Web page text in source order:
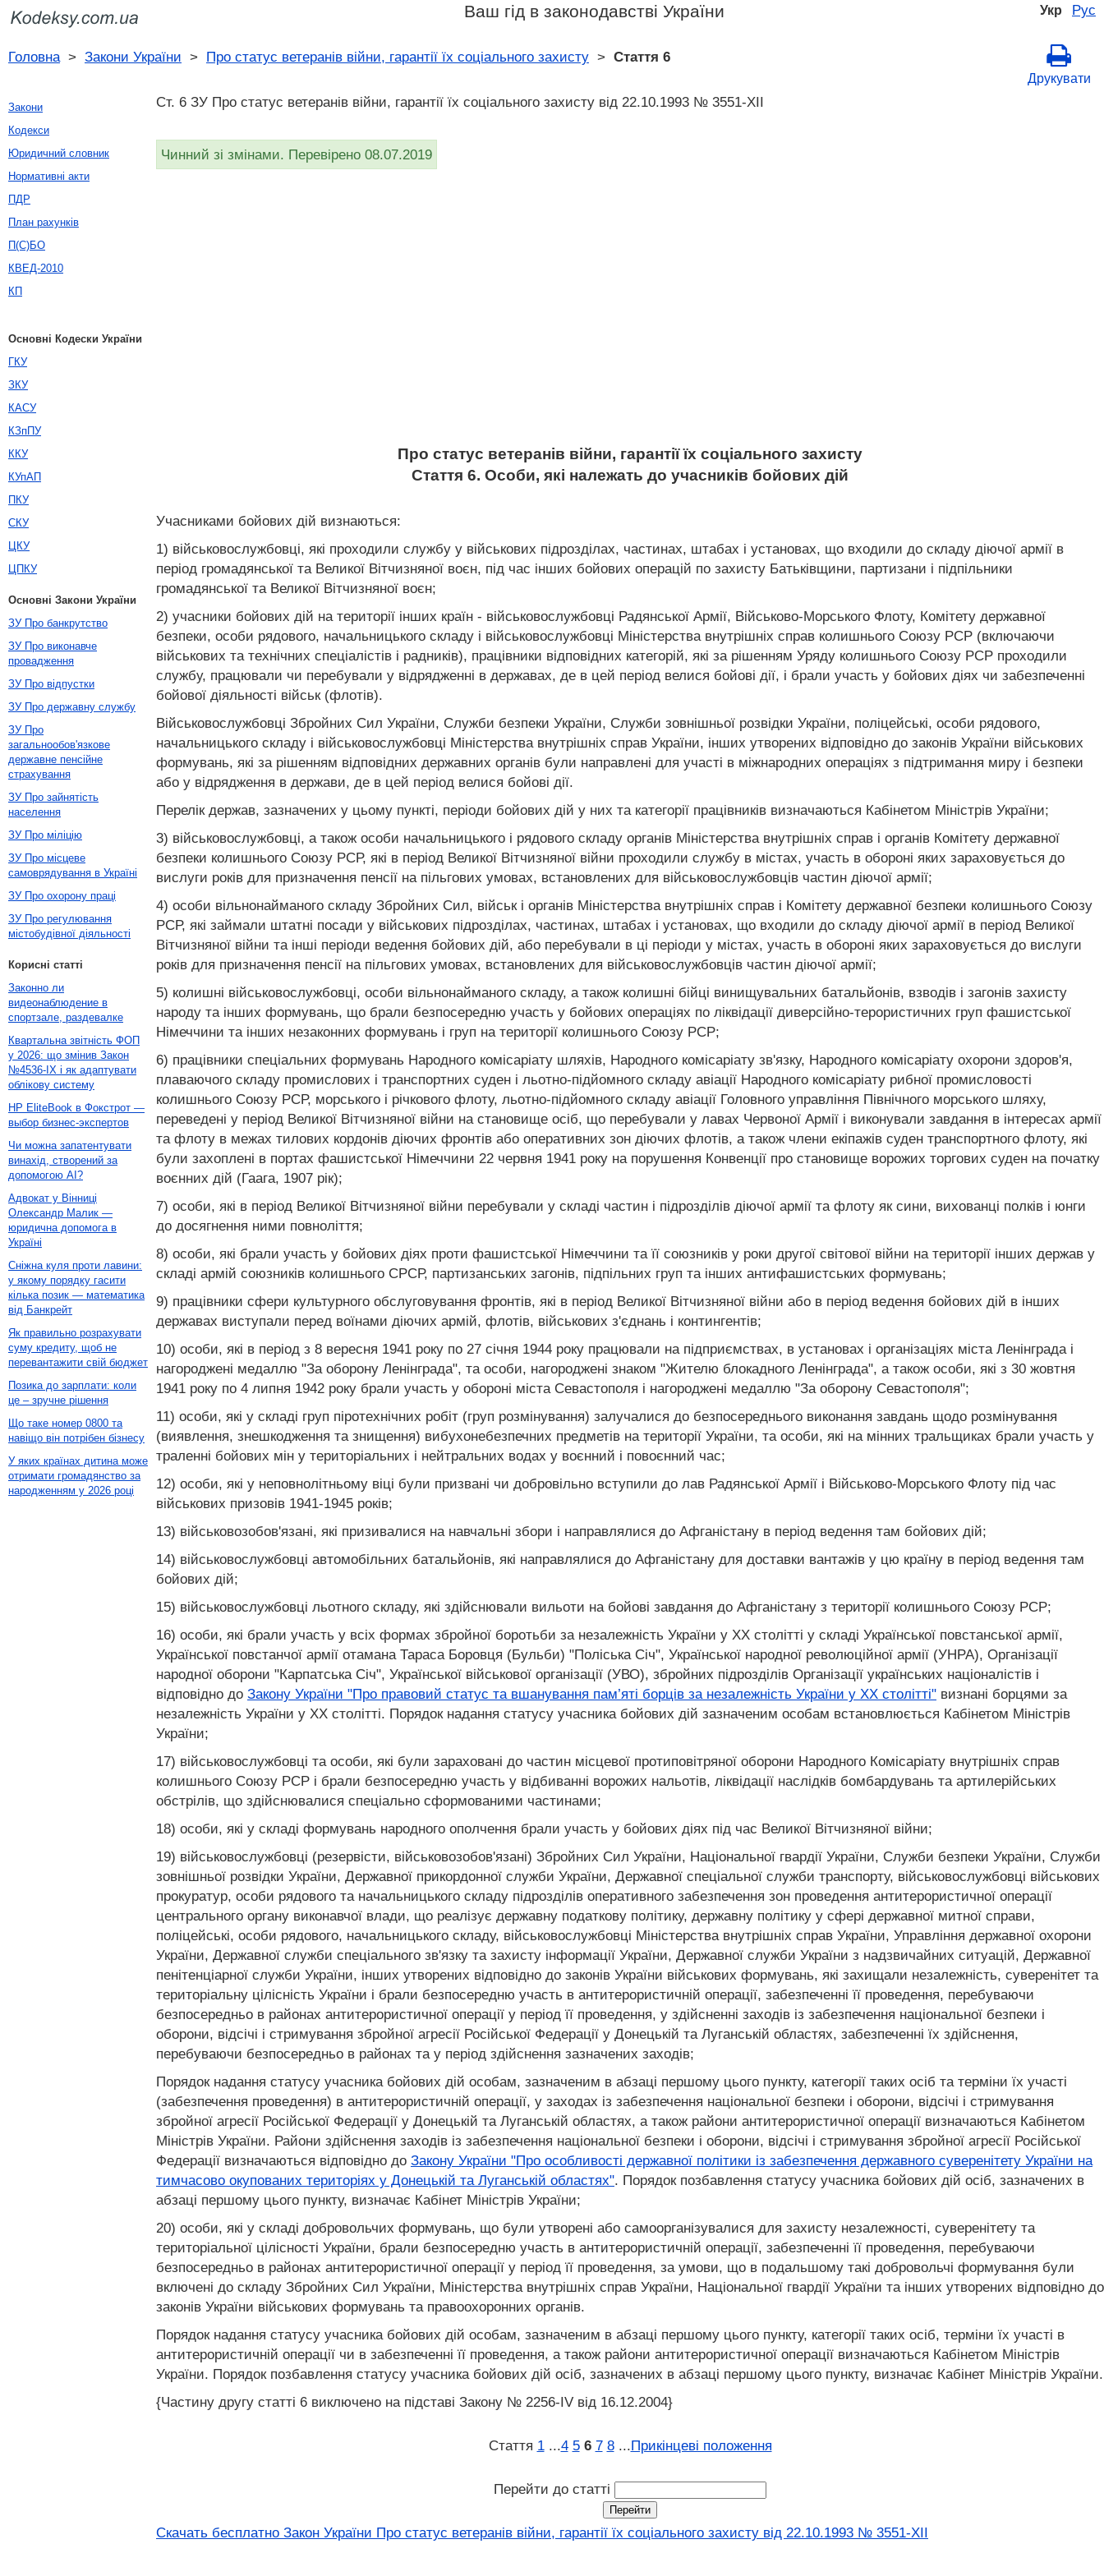
Укр Рус
Ваш гід в законодавстві України
Головна> Закони України > Про статус ветеранів війни, гарантії їх соціального захисту > Стаття 6
Друкувати
Ст. 6 ЗУ Про статус ветеранів війни, гарантії їх соціального захисту від 22.10.1993 № 3551-XII
Чинний зі змінами. Перевірено 08.07.2019
Про статус ветеранів війни, гарантії їх соціального захисту
Стаття 6. Особи, які належать до учасників бойових дій
Учасниками бойових дій визнаються:
1) військовослужбовці, які проходили службу у військових підрозділах, частинах, штабах і установах, що входили до складу діючої армії в
період громадянської та Великої Вітчизняної воєн, під час інших бойових операцій по захисту Батьківщини, партизани і підпільники
громадянської та Великої Вітчизняної воєн;
2) учасники бойових дій на території інших країн - військовослужбовці Радянської Армії, Військово-Морського Флоту, Комітету державної
безпеки, особи рядового, начальницького складу і військовослужбовці Міністерства внутрішніх справ колишнього Союзу РСР (включаючи
військових та технічних спеціалістів і радників), працівники відповідних категорій, які за рішенням Уряду колишнього Союзу РСР проходили
службу, працювали чи перебували у відрядженні в державах, де в цей період велися бойові дії, і брали участь у бойових діях чи забезпеченні
бойової діяльності військ (флотів).
Військовослужбовці Збройних Сил України, Служби безпеки України, Служби зовнішньої розвідки України, поліцейські, особи рядового,
начальницького складу і військовослужбовці Міністерства внутрішніх справ України, інших утворених відповідно до законів України військових
формувань, які за рішенням відповідних державних органів були направлені для участі в міжнародних операціях з підтримання миру і безпеки
або у відрядження в держави, де в цей період велися бойові дії.
Перелік держав, зазначених у цьому пункті, періоди бойових дій у них та категорії працівників визначаються Кабінетом Міністрів України;
3) військовослужбовці, а також особи начальницького і рядового складу органів Міністерства внутрішніх справ і органів Комітету державної
безпеки колишнього Союзу РСР, які в період Великої Вітчизняної війни проходили службу в містах, участь в обороні яких зараховується до
вислуги років для призначення пенсії на пільгових умовах, встановлених для військовослужбовців частин діючої армії;
4) особи вільнонайманого складу Збройних Сил, військ і органів Міністерства внутрішніх справ і Комітету державної безпеки колишнього Союзу
РСР, які займали штатні посади у військових підрозділах, частинах, штабах і установах, що входили до складу діючої армії в період Великої
Вітчизняної війни та інші періоди ведення бойових дій, або перебували в ці періоди у містах, участь в обороні яких зараховується до вислуги
років для призначення пенсії на пільгових умовах, встановлених для військовослужбовців частин діючої армії;
5) колишні військовослужбовці, особи вільнонайманого складу, а також колишні бійці винищувальних батальйонів, взводів і загонів захисту
народу та інших формувань, що брали безпосередню участь у бойових операціях по ліквідації диверсійно-терористичних груп фашистської
Німеччини та інших незаконних формувань і груп на території колишнього Союзу РСР;
6) працівники спеціальних формувань Народного комісаріату шляхів, Народного комісаріату зв'язку, Народного комісаріату охорони здоров'я,
плаваючого складу промислових і транспортних суден і льотно-підйомного складу авіації Народного комісаріату рибної промисловості
колишнього Союзу РСР, морського і річкового флоту, льотно-підйомного складу авіації Головного управління Північного морського шляху,
переведені у період Великої Вітчизняної війни на становище осіб, що перебували у лавах Червоної Армії і виконували завдання в інтересах армії
та флоту в межах тилових кордонів діючих фронтів або оперативних зон діючих флотів, а також члени екіпажів суден транспортного флоту, які
були захоплені в портах фашистської Німеччини 22 червня 1941 року на порушення Конвенції про становище ворожих торгових суден на початку
воєнних дій (Гаага, 1907 рік);
7) особи, які в період Великої Вітчизняної війни перебували у складі частин і підрозділів діючої армії та флоту як сини, вихованці полків і юнги
до досягнення ними повноліття;
8) особи, які брали участь у бойових діях проти фашистської Німеччини та її союзників у роки другої світової війни на території інших держав у
складі армій союзників колишнього СРСР, партизанських загонів, підпільних груп та інших антифашистських формувань;
9) працівники сфери культурного обслуговування фронтів, які в період Великої Вітчизняної війни або в період ведення бойових дій в інших
державах виступали перед воїнами діючих армій, флотів, військових з'єднань і контингентів;
10) особи, які в період з 8 вересня 1941 року по 27 січня 1944 року працювали на підприємствах, в установах і організаціях міста Ленінграда і
нагороджені медаллю "За оборону Ленінграда", та особи, нагороджені знаком "Жителю блокадного Ленінграда", а також особи, які з 30 жовтня
1941 року по 4 липня 1942 року брали участь у обороні міста Севастополя і нагороджені медаллю "За оборону Севастополя";
11) особи, які у складі груп піротехнічних робіт (груп розмінування) залучалися до безпосереднього виконання завдань щодо розмінування
(виявлення, знешкодження та знищення) вибухонебезпечних предметів на території України, та особи, які на мінних тральщиках брали участь у
траленні бойових мін у територіальних і нейтральних водах у воєнний і повоєнний час;
12) особи, які у неповнолітньому віці були призвані чи добровільно вступили до лав Радянської Армії і Військово-Морського Флоту під час
військових призовів 1941-1945 років;
13) військовозобов'язані, які призивалися на навчальні збори і направлялися до Афганістану в період ведення там бойових дій;
14) військовослужбовці автомобільних батальйонів, які направлялися до Афганістану для доставки вантажів у цю країну в період ведення там
бойових дій;
15) військовослужбовці льотного складу, які здійснювали вильоти на бойові завдання до Афганістану з території колишнього Союзу РСР;
16) особи, які брали участь у всіх формах збройної боротьби за незалежність України у XX столітті у складі Української повстанської армії,
Української повстанчої армії отамана Тараса Боровця (Бульби) "Поліська Січ", Української народної революційної армії (УНРА), Організації
народної оборони "Карпатська Січ", Української військової організації (УВО), збройних підрозділів Організації українських націоналістів і
відповідно до Закону України "Про правовий статус та вшанування пам’яті борців за незалежність України у XX столітті" визнані борцями за
незалежність України у XX столітті. Порядок надання статусу учасника бойових дій зазначеним особам встановлюється Кабінетом Міністрів
України;
17) військовослужбовці та особи, які були зараховані до частин місцевої протиповітряної оборони Народного Комісаріату внутрішніх справ
колишнього Союзу РСР і брали безпосередню участь у відбиванні ворожих нальотів, ліквідації наслідків бомбардувань та артилерійських
обстрілів, що здійснювалися спеціально сформованими частинами;
18) особи, які у складі формувань народного ополчення брали участь у бойових діях під час Великої Вітчизняної війни;
19) військовослужбовці (резервісти, військовозобов'язані) Збройних Сил України, Національної гвардії України, Служби безпеки України, Служби
зовнішньої розвідки України, Державної прикордонної служби України, Державної спеціальної служби транспорту, військовослужбовці військових
прокуратур, особи рядового та начальницького складу підрозділів оперативного забезпечення зон проведення антитерористичної операції
центрального органу виконавчої влади, що реалізує державну податкову політику, державну політику у сфері державної митної справи,
поліцейські, особи рядового, начальницького складу, військовослужбовці Міністерства внутрішніх справ України, Управління державної охорони
України, Державної служби спеціального зв'язку та захисту інформації України, Державної служби України з надзвичайних ситуацій, Державної
пенітенціарної служби України, інших утворених відповідно до законів України військових формувань, які захищали незалежність, суверенітет та
територіальну цілісність України і брали безпосередню участь в антитерористичній операції, забезпеченні її проведення, перебуваючи
безпосередньо в районах антитерористичної операції у період її проведення, у здійсненні заходів із забезпечення національної безпеки і
оборони, відсічі і стримування збройної агресії Російської Федерації у Донецькій та Луганській областях, забезпеченні їх здійснення,
перебуваючи безпосередньо в районах та у період здійснення зазначених заходів;
Порядок надання статусу учасника бойових дій особам, зазначеним в абзаці першому цього пункту, категорії таких осіб та терміни їх участі
(забезпечення проведення) в антитерористичній операції, у заходах із забезпечення національної безпеки і оборони, відсічі і стримування
збройної агресії Російської Федерації у Донецькій та Луганській областях, а також райони антитерористичної операції визначаються Кабінетом
Міністрів України. Райони здійснення заходів із забезпечення національної безпеки і оборони, відсічі і стримування збройної агресії Російської
Федерації визначаються відповідно до Закону України "Про особливості державної політики із забезпечення державного суверенітету України на
тимчасово окупованих територіях у Донецькій та Луганській областях". Порядок позбавлення статусу учасника бойових дій осіб, зазначених в
абзаці першому цього пункту, визначає Кабінет Міністрів України;
20) особи, які у складі добровольчих формувань, що були утворені або самоорганізувалися для захисту незалежності, суверенітету та
територіальної цілісності України, брали безпосередню участь в антитерористичній операції, забезпеченні її проведення, перебуваючи
безпосередньо в районах антитерористичної операції у період її проведення, за умови, що в подальшому такі добровольчі формування були
включені до складу Збройних Сил України, Міністерства внутрішніх справ України, Національної гвардії України та інших утворених відповідно до
законів України військових формувань та правоохоронних органів.
Порядок надання статусу учасника бойових дій особам, зазначеним в абзаці першому цього пункту, категорії таких осіб, терміни їх участі в
антитерористичній операції чи в забезпеченні її проведення, а також райони антитерористичної операції визначаються Кабінетом Міністрів
України. Порядок позбавлення статусу учасника бойових дій осіб, зазначених в абзаці першому цього пункту, визначає Кабінет Міністрів України.
{Частину другу статті 6 виключено на підставі Закону № 2256-IV від 16.12.2004}
Стаття 1 ...4 5 6 7 8 ...Прикінцеві положення
Перейти до статті
Скачать бесплатно Закон України Про статус ветеранів війни, гарантії їх соціального захисту від 22.10.1993 № 3551-XII
Закони
Кодекси
Юридичний словник
Нормативні акти
ПДР
План рахунків
П(С)БО
КВЕД-2010
КП
Основні Кодески України
ГКУ
ЗКУ
КАСУ
КЗпПУ
ККУ
КУпАП
ПКУ
СКУ
ЦКУ
ЦПКУ
Основні Закони України
ЗУ Про банкрутство
ЗУ Про виконавче
провадження
ЗУ Про відпустки
ЗУ Про державну службу
ЗУ Про
загальнообов'язкове
державне пенсійне
страхування
ЗУ Про зайнятість
населення
ЗУ Про міліцію
ЗУ Про місцеве
самоврядування в Україні
ЗУ Про охорону праці
ЗУ Про регулювання
містобудівної діяльності
Корисні статті
Законно ли
видеонаблюдение в
спортзале, раздевалке
Квартальна звітність ФОП
у 2026: що змінив Закон
№4536-IX і як адаптувати
облікову систему
HP EliteBook в Фокстрот —
выбор бизнес-экспертов
Чи можна запатентувати
винахід, створений за
допомогою AI?
Адвокат у Вінниці
Олександр Малик —
юридична допомога в
Україні
Сніжна куля проти лавини:
у якому порядку гасити
кілька позик — математика
від Банкрейт
Як правильно розрахувати
суму кредиту, щоб не
перевантажити свій бюджет
Позика до зарплати: коли
це – зручне рішення
Що таке номер 0800 та
навіщо він потрібен бізнесу
У яких країнах дитина може
отримати громадянство за
народженням у 2026 році